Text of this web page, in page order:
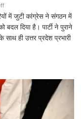
on
मिशन
2027
के
बड़ा
दांव,
यूपी
में
में जुटी कांग्रेस ने संगठन में
दिया है। पार्टी ने पुराने
ही उत्तर प्रदेश प्रभारी